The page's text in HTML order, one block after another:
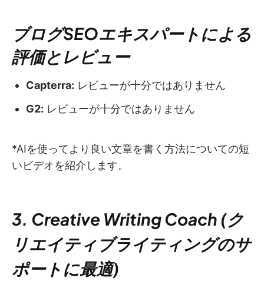
ブログSEOエキスパートによる
評価とレビュー
Capterra: レビューが十分ではありません
G2: レビューが十分ではありません
*AIを使ってより良い文章を書く方法についての短
いビデオを紹介します。
3. Creative Writing Coach (ク
リエイティブライティングのサ
ポートに最適)